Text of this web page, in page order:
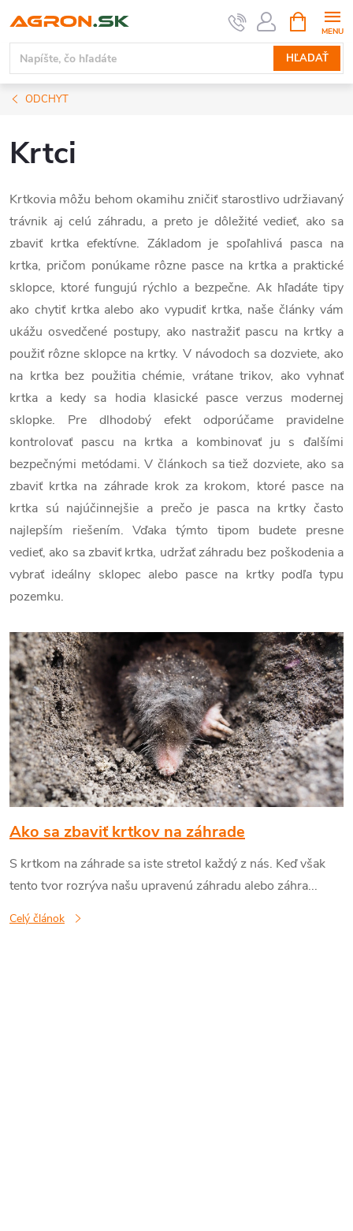
na
obsah
HĽADAŤ
KOŠÍK
ODCHYT
Krtci
Krtkovia môžu behom okamihu zničiť starostlivo udržiavaný
trávnik aj celú záhradu, a preto je dôležité vedieť, ako sa
zbaviť krtka efektívne. Základom je spoľahlivá pasca na
krtka, pričom ponúkame rôzne pasce na krtka a praktické
sklopce, ktoré fungujú rýchlo a bezpečne. Ak hľadáte tipy
ako chytiť krtka alebo ako vypudiť krtka, naše články vám
ukážu osvedčené postupy, ako nastražiť pascu na krtky a
použiť rôzne sklopce na krtky. V návodoch sa dozviete, ako
na krtka bez použitia chémie, vrátane trikov, ako vyhnať
krtka a kedy sa hodia klasické pasce verzus modernej
sklopke. Pre dlhodobý efekt odporúčame pravidelne
kontrolovať pascu na krtka a kombinovať ju s ďalšími
bezpečnými metódami. V článkoch sa tiež dozviete, ako sa
zbaviť krtka na záhrade krok za krokom, ktoré pasce na
krtka sú najúčinnejšie a prečo je pasca na krtky často
najlepším riešením. Vďaka týmto tipom budete presne
vedieť, ako sa zbaviť krtka, udržať záhradu bez poškodenia a
vybrať ideálny sklopec alebo pasce na krtky podľa typu
pozemku.
V
ý
p
i
s
č
l
á
Ako sa zbaviť krtkov na záhrade
S krtkom na záhrade sa iste stretol každý z nás. Keď však
tento tvor rozrýva našu upravenú záhradu alebo záhra...
Celý článok